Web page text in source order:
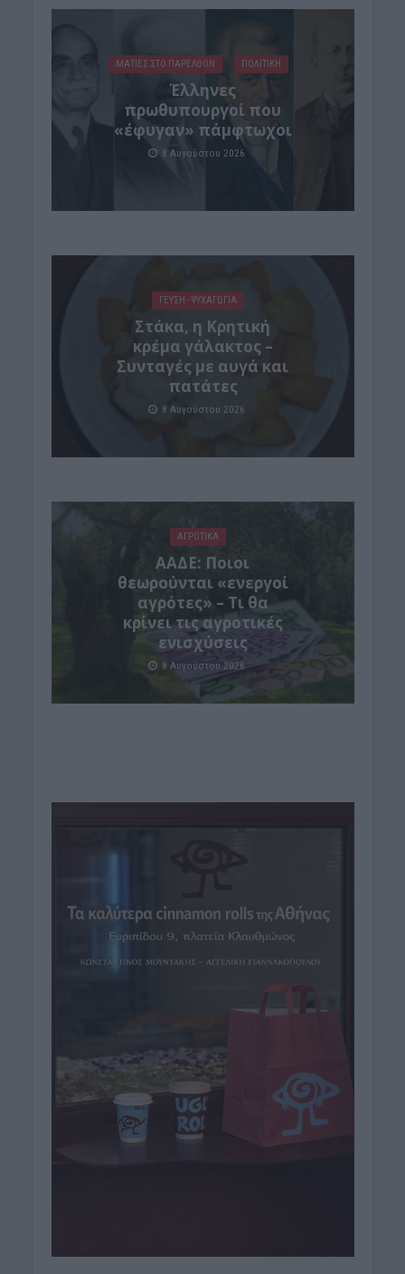
ΜΑΤΙΕΣ ΣΤΟ ΠΑΡΕΛΘΟΝ ΠΟΛΙΤΙΚΗ
Έλληνες
πρωθυπουργοί που
«έφυγαν» πάμφτωχοι
8 Αυγούστου 2026
ΓΕΎΣΗ - ΨΥΧΑΓΩΓΊΑ
Στάκα, η Κρητική
κρέμα γάλακτος –
Συνταγές με αυγά και
πατάτες
8 Αυγούστου 2026
ΑΓΡΟΤΙΚΑ
ΑΑΔΕ: Ποιοι
θεωρούνται «ενεργοί
αγρότες» – Τι θα
κρίνει τις αγροτικές
ενισχύσεις
8 Αυγούστου 2026